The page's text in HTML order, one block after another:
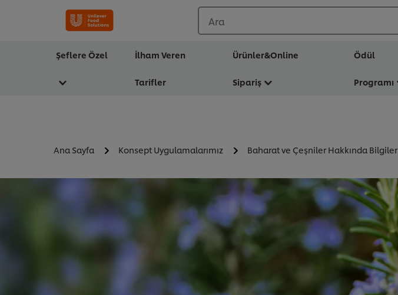
Ara
Şeflere Özel İlham Veren
Tarifler
Ürünler&Online
Sipariş
Ödül
Programı
Ana Sayfa Konsept Uygulamalarımız Baharat ve Çeşniler Hakkında Bilgiler